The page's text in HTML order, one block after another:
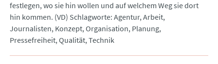
festlegen, wo sie hin wollen und auf welchem Weg sie dort
hin kommen. (VD) Schlagworte: Agentur, Arbeit,
Journalisten, Konzept, Organisation, Planung,
Pressefreiheit, Qualität, Technik